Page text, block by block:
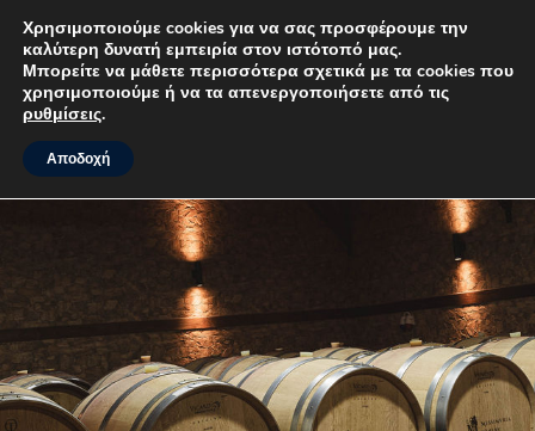
Χρησιμοποιούμε cookies για να σας προσφέρουμε την
καλύτερη δυνατή εμπειρία στον ιστότοπό μας.
Μπορείτε να μάθετε περισσότερα σχετικά με τα cookies που
χρησιμοποιούμε ή να τα απενεργοποιήσετε από τις
ρυθμίσεις.
Αποδοχή